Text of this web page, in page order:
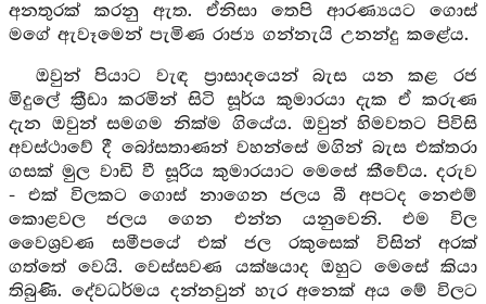
අනතුරක් කරනු ඇත. ඒනිසා තෙපි ආරණ්‍යයට ගොස්
මගේ ඇවෑමෙන් පැමිණ රාජ්‍ය ගන්නැයි උනන්දු කළේය.
ඔවුන් පියාට වැඳ ප්‍රාසාදයෙන් බැස යන කළ රජ
මිදුලේ ක්‍රීඩා කරමින් සිටි සූර්ය කුමාරයා දැක ඒ කරුණ
දැන ඔවුන් සමගම නික්ම ගියේය. ඔවුන් හිමවතට පිවිසි
අවස්ථාවේ දී බෝසතාණන් වහන්සේ මගින් බැස එක්තරා
ගසක් මුල වාඩි වී සූරිය කුමාරයාට මෙසේ කීවේය. දරුව
- එක් විලකට ගොස් නාගෙන ජලය බී අපටද නෙළුම්
කොළවල ජලය ගෙන එන්න යනුවෙනි. එම විල
වෛශ්‍රවණ සමීපයේ එක් ජල රකුසෙක් විසින් අරක්
ගත්තේ වෙයි. වෙස්සවණ යක්ෂයාද ඔහුට මෙසේ කියා
තිබුණි. දේවධර්මය දන්නවුන් හැර අනෙක් අය මේ විලට